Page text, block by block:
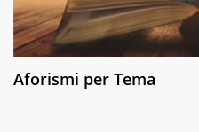
Aforismi per Tema